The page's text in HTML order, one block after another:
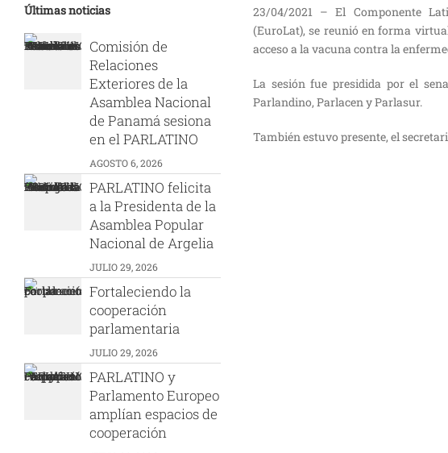
23/04/2021 – El Componente
(EuroLat), se reunió en forma
acceso a la vacuna contra la
La sesión fue presidida por el
Parlandino, Parlacen y Parlasur.
También estuvo presente, el
Últimas noticias
Comisión de
Relaciones
Exteriores de la
Asamblea Nacional
de Panamá sesiona
en el PARLATINO
AGOSTO 6, 2026
PARLATINO felicita
a la Presidenta de la
Asamblea Popular
Nacional de Argelia
JULIO 29, 2026
Fortaleciendo la
cooperación
parlamentaria
JULIO 29, 2026
PARLATINO y
Parlamento Europeo
amplían espacios de
cooperación